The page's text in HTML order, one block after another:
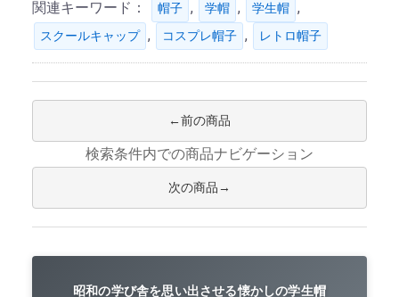
関連キーワード： 帽子 , 学帽 , 学生帽 ,
スクールキャップ , コスプレ帽子 , レトロ帽子
前の商品
検索条件内での商品ナビゲーション
次の商品
昭和の学び舎を思い出させる懐かしの学生帽